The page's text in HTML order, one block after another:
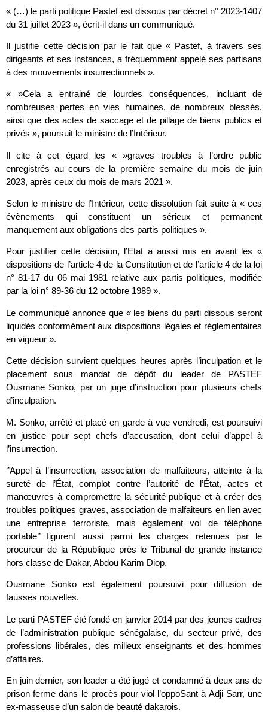
« (…) le parti politique Pastef est dissous par décret n° 2023-1407
du 31 juillet 2023 », écrit-il dans un communiqué.
Il justifie cette décision par le fait que « Pastef, à travers ses
dirigeants et ses instances, a fréquemment appelé ses partisans
à des mouvements insurrectionnels ».
« »Cela a entrainé de lourdes conséquences, incluant de
nombreuses pertes en vies humaines, de nombreux blessés,
ainsi que des actes de saccage et de pillage de biens publics et
privés », poursuit le ministre de l’Intérieur.
Il cite à cet égard les « »graves troubles à l’ordre public
enregistrés au cours de la première semaine du mois de juin
2023, après ceux du mois de mars 2021 ».
Selon le ministre de l’Intérieur, cette dissolution fait suite à « ces
évènements qui constituent un sérieux et permanent
manquement aux obligations des partis politiques ».
Pour justifier cette décision, l’Etat a aussi mis en avant les «
dispositions de l’article 4 de la Constitution et de l’article 4 de la loi
n° 81-17 du 06 mai 1981 relative aux partis politiques, modifiée
par la loi n° 89-36 du 12 octobre 1989 ».
Le communiqué annonce que « les biens du parti dissous seront
liquidés conformément aux dispositions légales et réglementaires
en vigueur ».
Cette décision survient quelques heures après l’inculpation et le
placement sous mandat de dépôt du leader de PASTEF
Ousmane Sonko, par un juge d’instruction pour plusieurs chefs
d’inculpation.
M. Sonko, arrêté et placé en garde à vue vendredi, est poursuivi
en justice pour sept chefs d’accusation, dont celui d’appel à
l’insurrection.
‘’Appel à l’insurrection, association de malfaiteurs, atteinte à la
sureté de l’État, complot contre l’autorité de l’État, actes et
manœuvres à compromettre la sécurité publique et à créer des
troubles politiques graves, association de malfaiteurs en lien avec
une entreprise terroriste, mais également vol de téléphone
portable’’ figurent aussi parmi les charges retenues par le
procureur de la République près le Tribunal de grande instance
hors classe de Dakar, Abdou Karim Diop.
Ousmane Sonko est également poursuivi pour diffusion de
fausses nouvelles.
Le parti PASTEF été fondé en janvier 2014 par des jeunes cadres
de l’administration publique sénégalaise, du secteur privé, des
professions libérales, des milieux enseignants et des hommes
d’affaires.
En juin dernier, son leader a été jugé et condamné à deux ans de
prison ferme dans le procès pour viol l’oppoSant à Adji Sarr, une
ex-masseuse d’un salon de beauté dakarois.